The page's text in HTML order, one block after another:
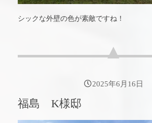
シックな外壁の色が素敵ですね！
2025年6月16日
福島 K様邸